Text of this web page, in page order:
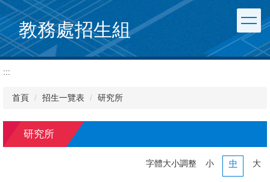
跳
到
主
要
內
容
教務處招生組
:::
首頁 招生一覽表 研究所
研究所
字體大小調整 小 中 大